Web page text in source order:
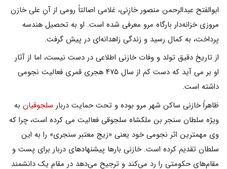
ابوالفتح عبدالرحمن منصور خازِنی، غلامى اصالتاً رومى از آنِ على خازن
مروزى خزانه‌دار بارگاه مرو معرفى شده است. او به تحصیل هندسه
پرداخت، به کمال رسید و زندگی زاهدانه‌ای در پیش گرفت.
از تاریخ دقیق تولد و وفات خازنى اطلاعى در دست نیست، اما از آثار
او بر می آید که دست کم از سال ۴۷۵ هجری قمری فعالیت نجومی
داشته است.
ظاهراً خازنى ساکن شهر مرو بوده و تحت حمایت دربار سلجوقیان به
ویژه سلطان سنجر بن ملکشاه سلجوقی فعالیت مى کرده است، چرا که
وى مهمترین اثر نجومى خود یعنى «زیج معتبر سنجرى» را به این
سلطان تقدیم کرده است. خازنی بارها پیشنهادهای دربار برای پست و
مقام‌های حکومتی را رد می‌کند و ترجیح می‌دهد در مقام یک دانشمند